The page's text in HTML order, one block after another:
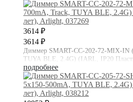
3614 ₽
3614 ₽
Диммер SMART-CC-202-72-MIX-IN
TUYA BLE, 2.4G) (IARL, IP20
подробнее